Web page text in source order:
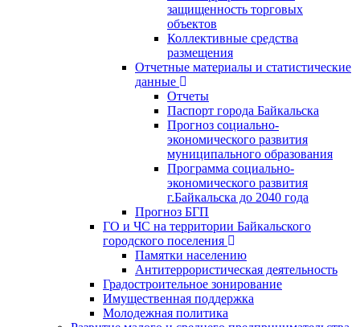
защищенность торговых
объектов
Коллективные средства
размещения
Отчетные материалы и статистические
данные
Отчеты
Паспорт города Байкальска
Прогноз социально-
экономического развития
муниципального образования
Программа социально-
экономического развития
г.Байкальска до 2040 года
Прогноз БГП
ГО и ЧС на территории Байкальского
городского поселения
Памятки населению
Антитеррористическая деятельность
Градостроительное зонирование
Имущественная поддержка
Молодежная политика